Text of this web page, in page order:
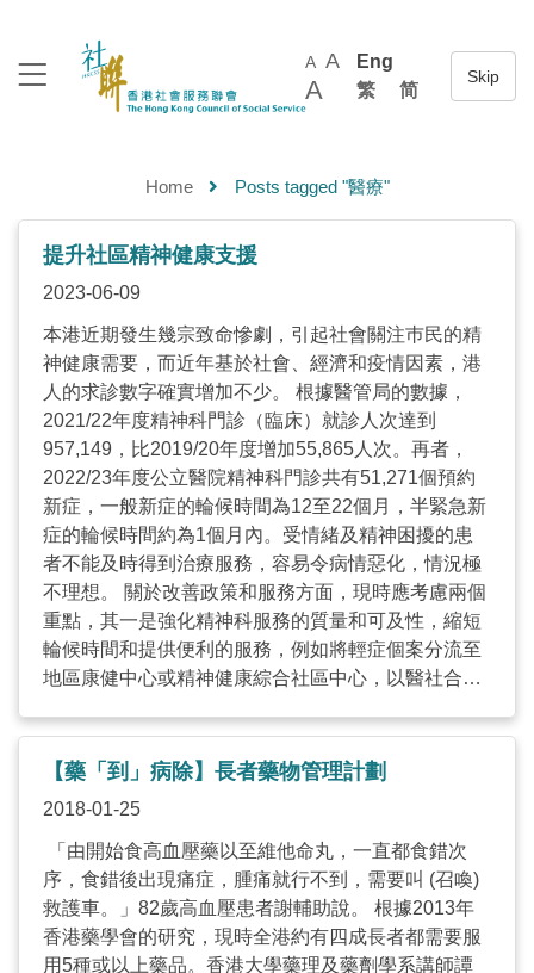
A A
A
Eng
繁
简
Home Posts tagged "醫療"
提升社區精神健康支援
2023-06-09
本港近期發生幾宗致命慘劇，引起社會關注巿民的精
神健康需要，而近年基於社會、經濟和疫情因素，港
人的求診數字確實增加不少。 根據醫管局的數據，
2021/22年度精神科門診（臨床）就診人次達到
957,149，比2019/20年度增加55,865人次。再者，
2022/23年度公立醫院精神科門診共有51,271個預約
新症，一般新症的輪候時間為12至22個月，半緊急新
症的輪候時間約為1個月內。受情緒及精神困擾的患
者不能及時得到治療服務，容易令病情惡化，情況極
不理想。 關於改善政策和服務方面，現時應考慮兩個
重點，其一是強化精神科服務的質量和可及性，縮短
輪候時間和提供便利的服務，例如將輕症個案分流至
地區康健中心或精神健康綜合社區中心，以醫社合作
二是為精神復元及社區上有需要的人士提供適時社區
支援，目前一般輕症個案由全港24間精神健康綜合社
支援計劃」跟進。筆者認為可探討兩者共同支援嚴重
個案，加快讓服務使用者及早適應和融入社區生活。
再者，仿傚美國臨床社會工作者的制度，為社會工作
者提供精神科的專業培訓及督導實習，也可有效地提
供精神健康評估及心理治療。 根據前線同工的服務經
驗，不少精神復元人士的病識感薄弱，不認同自己患
【藥「到」病除】長者藥物管理計劃
2018-01-25
「由開始食高血壓藥以至維他命丸，一直都食錯次
序，食錯後出現痛症，腫痛就行不到，需要叫 (召喚)
救護車。」82歲高血壓患者謝輔助說。 根據2013年
香港藥學會的研究，現時全港約有四成長者都需要服
用5種或以上藥品。香港大學藥理及藥劑學系講師譚